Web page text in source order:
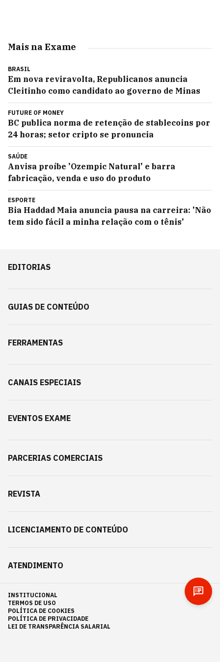
Mais na Exame
BRASIL
Em nova reviravolta, Republicanos anuncia
Cleitinho como candidato ao governo de Minas
FUTURE OF MONEY
BC publica norma de retenção de stablecoins por
24 horas; setor cripto se pronuncia
SAÚDE
Anvisa proíbe 'Ozempic Natural' e barra
fabricação, venda e uso do produto
ESPORTE
Bia Haddad Maia anuncia pausa na carreira: 'Não
tem sido fácil a minha relação com o tênis'
EDITORIAS
GUIAS DE CONTEÚDO
FERRAMENTAS
CANAIS ESPECIAIS
EVENTOS EXAME
PARCERIAS COMERCIAIS
REVISTA
LICENCIAMENTO DE CONTEÚDO
ATENDIMENTO
INSTITUCIONAL
TERMOS DE USO
POLÍTICA DE COOKIES
POLÍTICA DE PRIVACIDADE
LEI DE TRANSPARÊNCIA SALARIAL